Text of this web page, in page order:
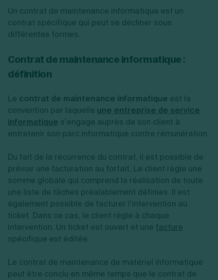
Un contrat de maintenance informatique est un
contrat spécifique qui peut se décliner sous
différentes formes.
Contrat de maintenance informatique :
définition
Le contrat de maintenance informatique est la
convention par laquelle une entreprise de service
informatique s’engage auprès de son client à
entretenir son parc informatique contre rémunération.
Du fait de la récurrence du contrat, il est possible de
prévoir une facturation au forfait. Le client règle une
somme globale qui comprend la réalisation de toute
une liste de tâches préalablement définies. Il est
également possible de facturer l’intervention au
ticket. Dans ce cas, le client règle à chaque
intervention. Un ticket est ouvert et une facture
spécifique est éditée.
Le contrat de maintenance de matériel informatique
peut être conclu en même temps que le contrat de